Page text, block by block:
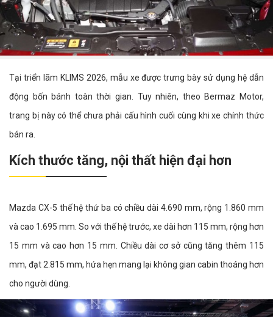
Tại triển lãm KLIMS 2026, mẫu xe được trưng bày sử dụng hệ dẫn
động bốn bánh toàn thời gian. Tuy nhiên, theo Bermaz Motor,
trang bị này có thể chưa phải cấu hình cuối cùng khi xe chính thức
bán ra.
Kích thước tăng, nội thất hiện đại hơn
Mazda CX-5 thế hệ thứ ba có chiều dài 4.690 mm, rộng 1.860 mm
và cao 1.695 mm. So với thế hệ trước, xe dài hơn 115 mm, rộng hơn
15 mm và cao hơn 15 mm. Chiều dài cơ sở cũng tăng thêm 115
mm, đạt 2.815 mm, hứa hẹn mang lại không gian cabin thoáng hơn
cho người dùng.